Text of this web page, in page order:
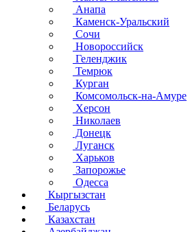
Анапа
Каменск-Уральский
Сочи
Новороссийск
Геленджик
Темрюк
Курган
Комсомольск-на-Амуре
Херсон
Николаев
Донецк
Луганск
Харьков
Запорожье
Одесса
Кыргызстан
Беларусь
Казахстан